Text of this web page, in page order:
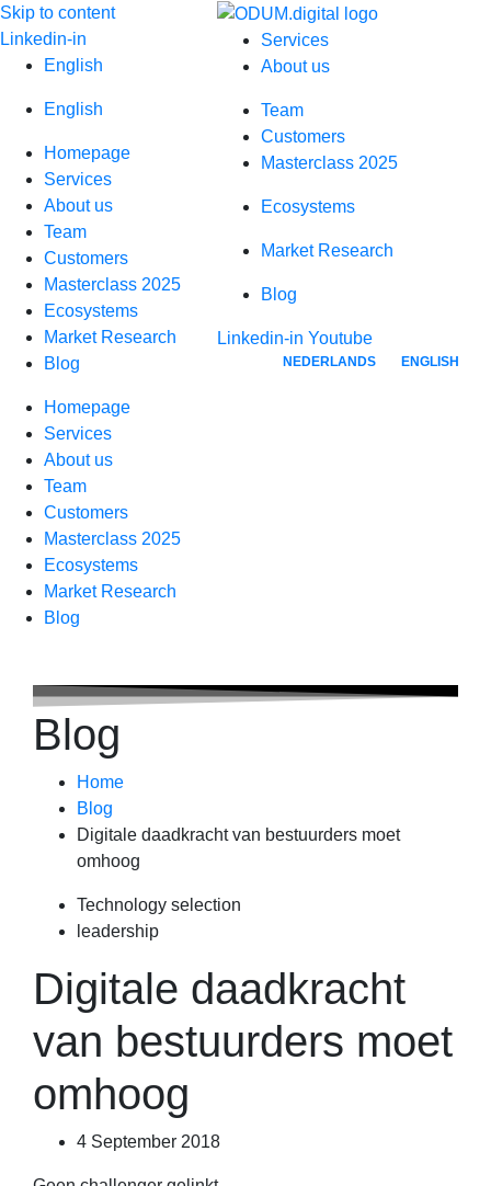
Skip to content
Services
About us
Team
Customers
Masterclass 2025
Ecosystems
Market Research
Blog
Linkedin-in Youtube
NEDERLANDS ENGLISH
Linkedin-in
English
English
Homepage
Services
About us
Team
Customers
Masterclass 2025
Ecosystems
Market Research
Blog
Homepage
Services
About us
Team
Customers
Masterclass 2025
Ecosystems
Market Research
Blog
Blog
Home
Blog
Digitale daadkracht van bestuurders moet
omhoog
Technology selection
leadership
Digitale daadkracht
van bestuurders moet
omhoog
4 September 2018